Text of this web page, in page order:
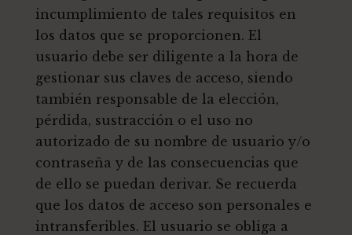
incumplimiento de tales requisitos en
los datos que se proporcionen. El
usuario debe ser diligente a la hora de
gestionar sus claves de acceso, siendo
también responsable de la elección,
pérdida, sustracción o el uso no
autorizado de su nombre de usuario y/o
contraseña y de las consecuencias que
de ello se puedan derivar. Se recuerda
que los datos de acceso son personales e
intransferibles. El usuario se obliga a